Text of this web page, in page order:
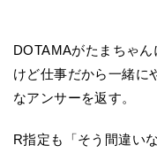
DOTAMAがたまちゃ
けど仕事だから一緒に
なアンサーを返す。
R指定も「そう間違い